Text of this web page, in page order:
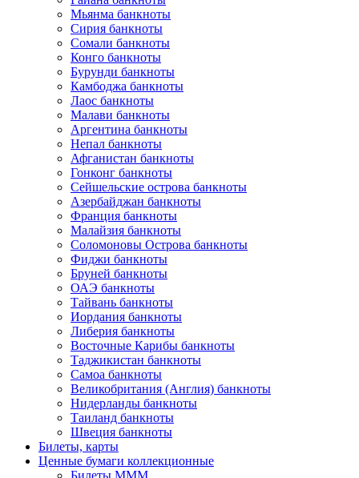
Мьянма банкноты
Сирия банкноты
Сомали банкноты
Конго банкноты
Бурунди банкноты
Камбоджа банкноты
Лаос банкноты
Малави банкноты
Аргентина банкноты
Непал банкноты
Афганистан банкноты
Гонконг банкноты
Сейшельские острова банкноты
Азербайджан банкноты
Франция банкноты
Малайзия банкноты
Соломоновы Острова банкноты
Фиджи банкноты
Бруней банкноты
ОАЭ банкноты
Тайвань банкноты
Иордания банкноты
Либерия банкноты
Восточные Карибы банкноты
Таджикистан банкноты
Самоа банкноты
Великобритания (Англия) банкноты
Нидерланды банкноты
Таиланд банкноты
Швеция банкноты
Билеты, карты
Ценные бумаги коллекционные
Билеты МММ